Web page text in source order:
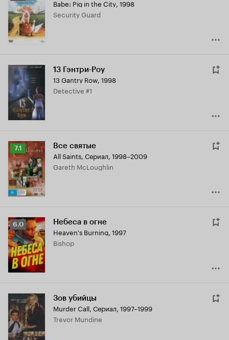
Кинопоиска
6.1
Babe: Pig in the City, 1998
Security Guard
13 Гэнтри-Роу
13 Gantry Row, 1998
Detective #1
Рейтинг
Кинопоиска
7.1
7.1 Все святые
All Saints, Сериал, 1998–2009
Gareth McLoughlin
Рейтинг
Кинопоиска
6.0
6.0 Небеса в огне
Heaven's Burning, 1997
Bishop
Зов убийцы
Murder Call, Сериал, 1997–1999
Trevor Mundine